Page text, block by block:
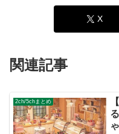
X
関連記事
2ch/5chまとめ